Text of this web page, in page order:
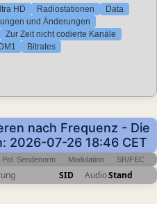
HD Radiostationen
Data
und Änderungen
Zur Zeit nicht codierte Kanäle
Bitrates
nach Frequenz - Die
2026-07-26 18:46 CET
Pol Sendenorm Modulation SR/FEC
SID AudioStand